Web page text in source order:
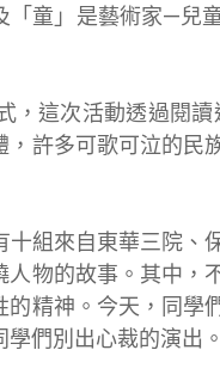
「童」是藝術家—兒
次活動透過閱讀
許多可歌可泣的
來自東華三院、
物的故事。其中
精神。今天，同
們別出心裁的演出。